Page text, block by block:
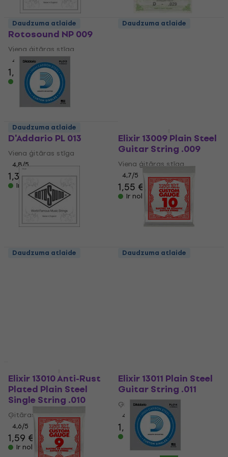
Rotosound NP 009
Viena ģitāras stīga
4,8 /5
1,19 €
Ir noliktavā
Daudzuma atlaide
D'Addario PL 013
Viena ģitāras stīga
4,8/5
1,39 €
Ir noliktavā
Daudzuma atlaide
Elixir 13009 Plain Steel
Guitar String .009
Viena ģitāras stīga
4,7/5
1,55 €
Ir noliktavā
Daudzuma atlaide
Daudzuma atlaide
Elixir 13010 Anti-Rust
Plated Plain Steel
Single String .010
Ģitāras stīga
4,6/5
1,59 €
Ir noliktavā
Daudzuma atlaide
Elixir 13011 Plain Steel
Guitar String .011
Ģitāras stīga
4,6 /5
1,55 €
Ir noliktavā